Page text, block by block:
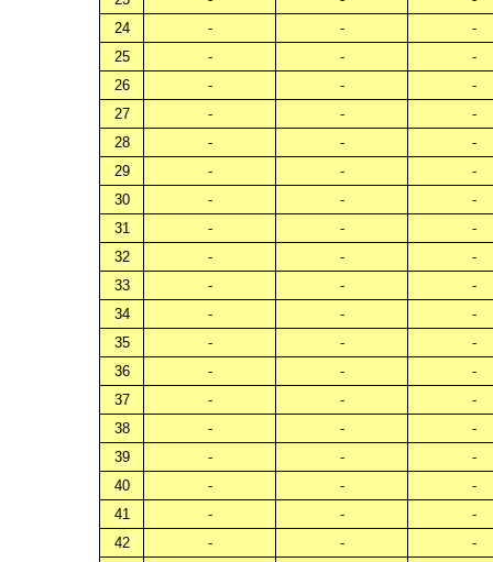
24
- -
-
25
- -
-
26
- -
-
27
- -
-
28
- -
-
29
- -
-
30
- -
-
31
- -
-
32
- -
-
33
- -
-
34
- -
-
35
- -
-
36
- -
-
37
- -
-
38
- -
-
39
- -
-
40
- -
-
41
- -
-
42
- -
-